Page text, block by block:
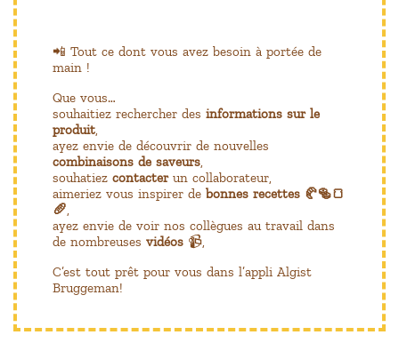
📲 Tout ce dont vous avez besoin à portée de
main !
Que vous…
souhaitiez rechercher des informations sur le
produit
ayez envie de découvrir de nouvelles
combinaisons de saveurs
souhatiez contacterun collaborateur,
aimeriez vous inspirer de bonnes recettes 🥐🥯🍞
🥖
ayez envie de voir nos collègues au travail dans
de nombreuses vidéos 📹
C’est tout prêt pour vous dans l’appli Algist
Bruggeman!